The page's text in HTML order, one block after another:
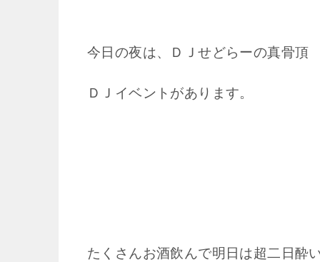
今日の夜は、ＤＪせどらーの真骨頂
ＤＪイベントがあります。
たくさんお酒飲んで明日は超二日酔